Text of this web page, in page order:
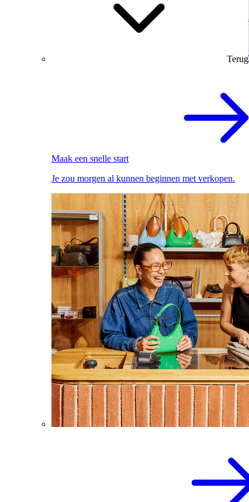
Terug
Maak een snelle start
Je zou morgen al kunnen beginnen met verkopen.